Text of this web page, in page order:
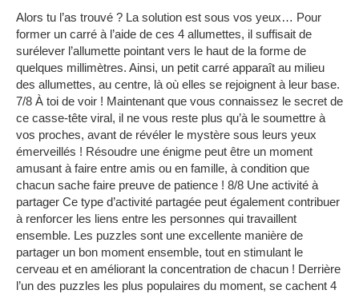
Alors tu l’as trouvé ? La solution est sous vos yeux… Pour
former un carré à l’aide de ces 4 allumettes, il suffisait de
surélever l’allumette pointant vers le haut de la forme de
quelques millimètres. Ainsi, un petit carré apparaît au milieu
des allumettes, au centre, là où elles se rejoignent à leur base.
7/8 À toi de voir ! Maintenant que vous connaissez le secret de
ce casse-tête viral, il ne vous reste plus qu’à le soumettre à
vos proches, avant de révéler le mystère sous leurs yeux
émerveillés ! Résoudre une énigme peut être un moment
amusant à faire entre amis ou en famille, à condition que
chacun sache faire preuve de patience ! 8/8 Une activité à
partager Ce type d’activité partagée peut également contribuer
à renforcer les liens entre les personnes qui travaillent
ensemble. Les puzzles sont une excellente manière de
partager un bon moment ensemble, tout en stimulant le
cerveau et en améliorant la concentration de chacun ! Derrière
l’un des puzzles les plus populaires du moment, se cachent 4